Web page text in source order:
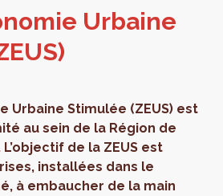
Ur­baine
Urbaine Stimulée (ZEUS) est
au sein de la Région de
de la ZEUS est
installées dans le
à embaucher de la main